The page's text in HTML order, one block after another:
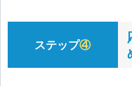
ステップ④